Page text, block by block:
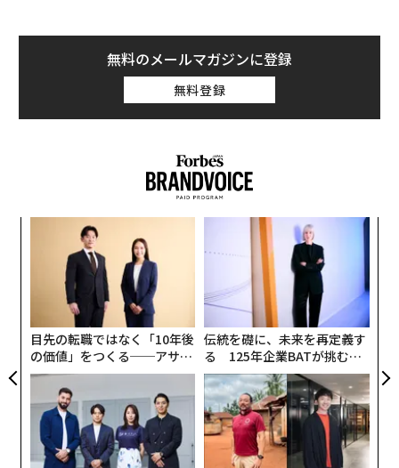
無料のメールマガジンに登録
無料登録
目先の転職ではなく「10年後
の価値」をつくる──アサイ
ンの長期伴走型支援とは
伝統を礎に、未来を再定義す
る 125年企業BATが挑むス
モークレスな未来